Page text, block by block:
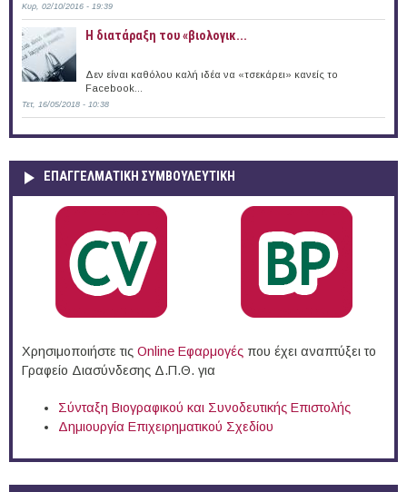
Κυρ, 02/10/2016 - 19:39
Η διατάραξη του «βιολογικ...
Δεν είναι καθόλου καλή ιδέα να «τσεκάρει» κανείς το
Facebook...
Τετ, 16/05/2018 - 10:38
ΕΠΑΓΓΕΛΜΑΤΙΚΉ ΣΥΜΒΟΥΛΕΥΤΙΚΉ
Χρησιμοποιήστε τις Online Eφαρμογές που έχει αναπτύξει το
Γραφείο Διασύνδεσης Δ.Π.Θ. για
Σύνταξη Βιογραφικού και Συνοδευτικής Επιστολής
Δημιουργία Επιχειρηματικού Σχεδίου